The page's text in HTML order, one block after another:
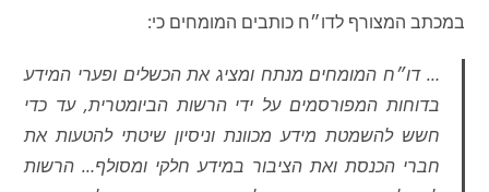
במכתב המצורף לדו״ח כותבים המומחים כי:
… דו״ח המומחים מנתח ומציג את הכשלים ופערי המידע
בדוחות המפורסמים על ידי הרשות הביומטרית, עד כדי
חשש להשמטת מידע מכוונת וניסיון שיטתי להטעות את
חברי הכנסת ואת הציבור במידע חלקי ומסולף… הרשות